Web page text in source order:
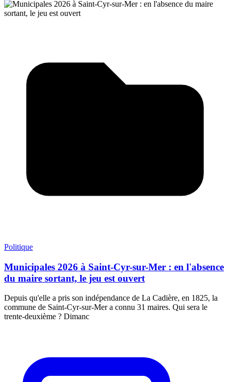
Politique
Municipales 2026 à Saint-Cyr-sur-Mer : en l'absence
du maire sortant, le jeu est ouvert
Depuis qu'elle a pris son indépendance de La Cadière, en 1825, la
commune de Saint-Cyr-sur-Mer a connu 31 maires. Qui sera le
trente-deuxième ? Dimanc